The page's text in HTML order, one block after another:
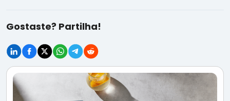
Gostaste? Partilha!